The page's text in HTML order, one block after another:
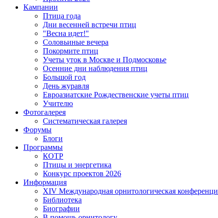
Кампании
Птица года
Дни весенней встречи птиц
"Весна идет!"
Соловьиные вечера
Покормите птиц
Учеты уток в Москве и Подмосковье
Осенние дни наблюдения птиц
Большой год
День журавля
Евроазиатские Рождественские учеты птиц
Учителю
Фотогалерея
Систематическая галерея
Форумы
Блоги
Программы
КОТР
Птицы и энергетика
Конкурс проектов 2026
Информация
XIV Международная орнитологическая
Библиотека
Биографии